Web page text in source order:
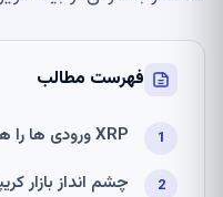
فهرست مطالب
XRP ورودی ها را هدایت می کند
چشم انداز بازار